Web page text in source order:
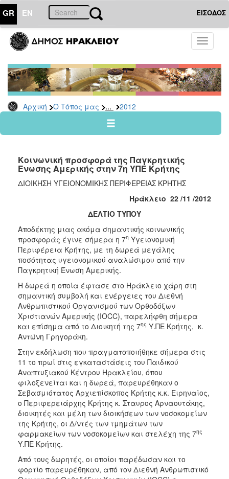
GR EN ΕΙΣΟΔΟΣ
Toggle
Αρχική Ο Τόπος μας ... 2012
ΤΟΠΟΣ
ΜΑΣ
Ανακοινώσεις
Αρχείο
2026
2024
2022
2021
2018
2017
2016
2015
2012
2011
ΔΗΜΟΣ
ΠΟΛΙΤΙΣΜΟΣ
ΑΝΘΕΚΤΙΚΗ
ΠΟΛΗ
Κοινωνική προσφορά της Παγκρητικής
Ένωσης Αμερικής στην 7η ΥΠΕ Κρήτης
ΔΙΟΙΚΗΣΗ ΥΓΕΙΟΝΟΜΙΚΗΣ ΠΕΡΙΦΕΡΕΙΑΣ ΚΡΗΤΗΣ
Ηράκλειο 22 /11 /2012
ΔΕΛΤΙΟ ΤΥΠΟΥ
Αποδέκτης μιας ακόμα σημαντικής κοινωνικής
προσφοράς έγινε σήμερα η 7η Υγειονομική
Περιφέρεια Κρήτης, με τη δωρεά μεγάλης
ποσότητας υγειονομικού αναλώσιμου από την
Παγκρητική Ένωση Αμερικής.
Η δωρεά η οποία έφτασε στο Ηράκλειο χάρη στη
σημαντική συμβολή και ενέργειες του Διεθνή
Ανθρωπιστικού Οργανισμού των Ορθοδόξων
Χριστιανών Αμερικής (IOCC), παρελήφθη σήμερα
και επίσημα από το Διοικητή της 7ης Υ.ΠΕ Κρήτης, κ.
Αντώνη Γρηγοράκη.
Στην εκδήλωση που πραγματοποιήθηκε σήμερα στις
11 το πρωί στις εγκαταστάσεις του Παιδικού
Αναπτυξιακού Κέντρου Ηρακλείου, όπου
φιλοξενείται και η δωρεά, παρευρέθηκαν ο
Σεβασμιότατος Αρχιεπίσκοπος Κρήτης κ.κ. Ειρηναίος,
ο Περιφερειάρχης Κρήτης κ. Σταυρος Αρναουτάκης,
διοικητές και μέλη των διοικήσεων των νοσοκομείων
της Κρήτης, οι Δ/ντές των τμημάτων των
φαρμακείων των νοσοκομείων και στελέχη της 7ης
Υ.ΠΕ Κρήτης.
Από τους δωρητές, οι οποίοι παρέδωσαν και το
φορτίο παρευρέθηκαν, από τον Διεθνή Ανθρωπιστικό